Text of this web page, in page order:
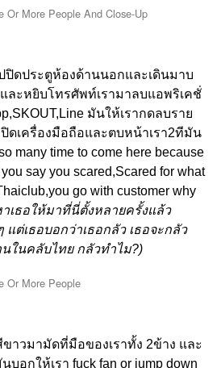
ดประตูห้องด้านนอกและเดินมาบ
ละหยิบโทรศัพท์เรามาลบแอพริเคชั่
มันให้เรากดลบราย
ดเครื่องมือถือและตบหน้าเรา2ทีมัน
many time to come here because
say you scared,Scared for what
go with customer why
เธอให้มาที่นี่ตั้งหลายครั้งแล้ว
แต่เธอบอกว่าเธอกลัว เธอจะกลัว
นในคลับไทย กลัวทำไม?)
าวมามัดที่มือของเราทั้ง 2ข้าง และ
บอกให้เรา fuck fan or jump down